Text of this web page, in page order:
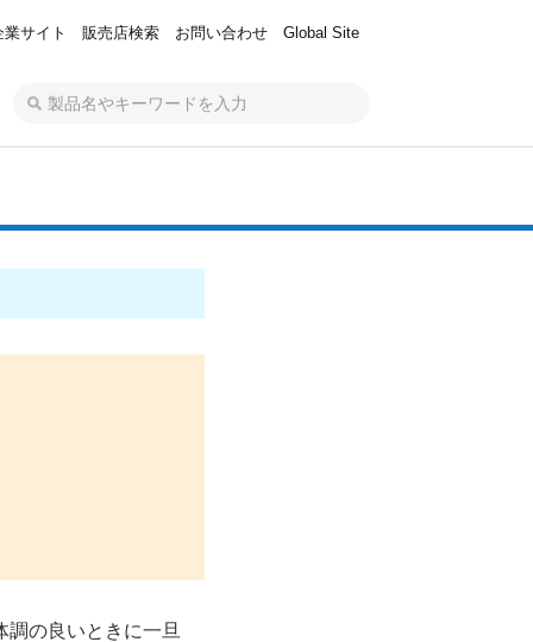
業サイト 販売店検索 お問い合わせ Global Site
の良いときに一旦